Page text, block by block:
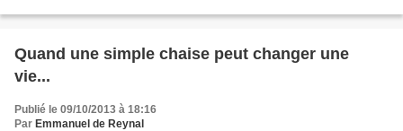
Quand une simple chaise peut changer une
vie...
Publié le 09/10/2013 à 18:16
Par Emmanuel de Reynal